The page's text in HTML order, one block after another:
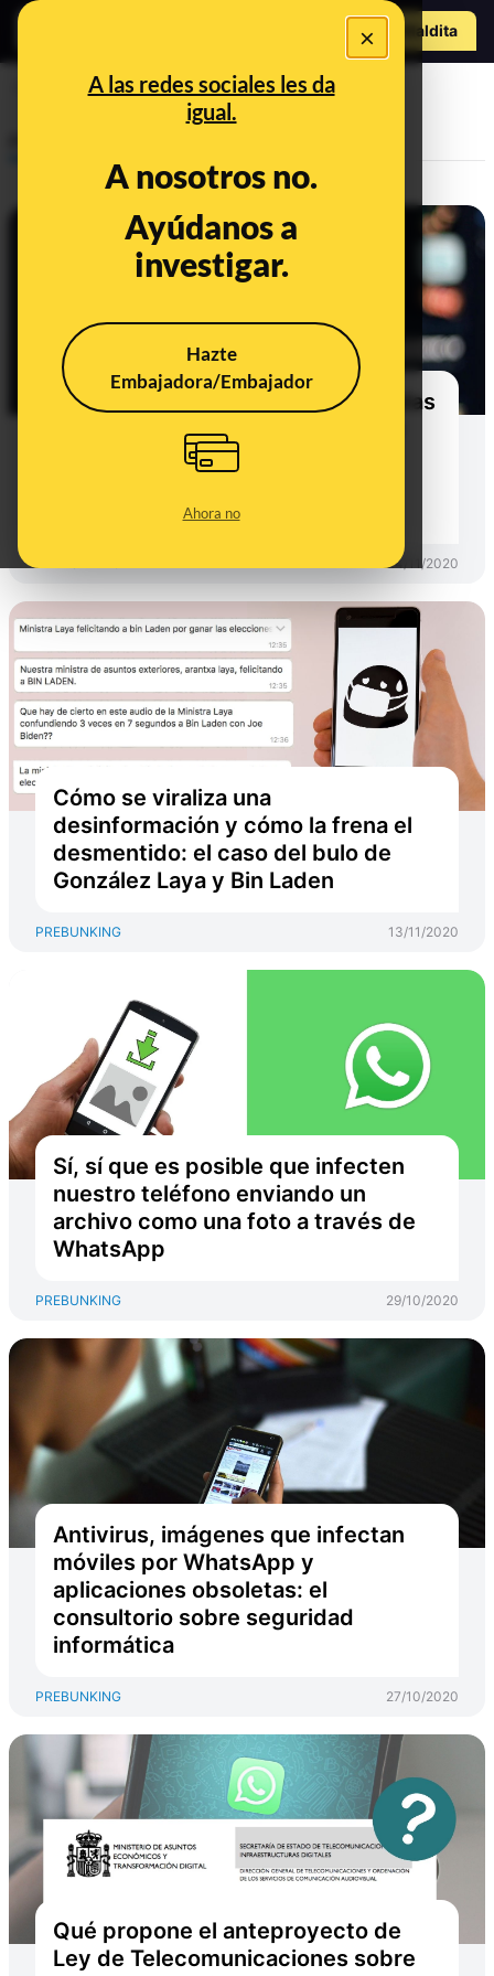
×
A las redes sociales les da
igual.
A nosotros no.
Ayúdanos a
investigar.
Hazte
Embajadora/Embajador
Ahora no
Hazte Maldito
Whatsapp
Compartir conversaciones privadas
en redes, borrar redes sociales y
'Diógenes digital': ya está aquí el
PREBUNKING 24/11/2020
Cómo se viraliza una
desinformación y cómo la frena el
desmentido: el caso del bulo de
González Laya y Bin Laden
PREBUNKING 13/11/2020
Sí, sí que es posible que infecten
nuestro teléfono enviando un
archivo como una foto a través de
WhatsApp
PREBUNKING 29/10/2020
Antivirus, imágenes que infectan
móviles por WhatsApp y
aplicaciones obsoletas: el
consultorio sobre seguridad
informática
PREBUNKING 27/10/2020
Qué propone el anteproyecto de
Ley de Telecomunicaciones sobre